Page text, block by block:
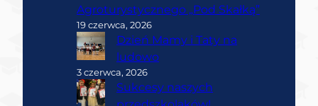
Agroturystycznego „Pod Skałką”
19 czerwca, 2026
Dzień Mamy i Taty na
ludowo
3 czerwca, 2026
Sukcesy naszych